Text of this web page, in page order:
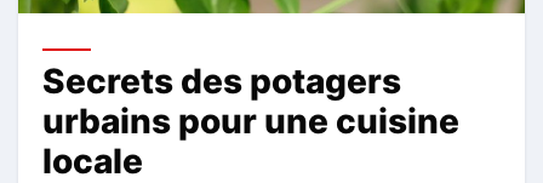
Secrets des potagers
urbains pour une cuisine
locale